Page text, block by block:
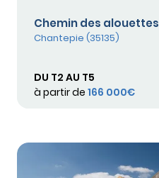
Chemin des alouettes
Chantepie (35135)
DU T2 AU T5
à partir de 166 000€